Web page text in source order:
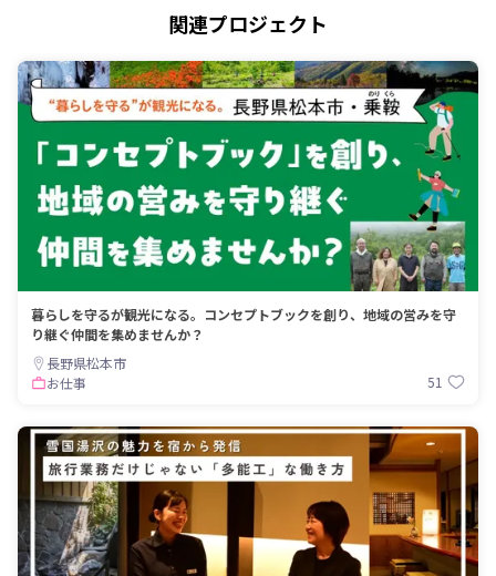
関連プロジェクト
暮らしを守るが観光になる。コンセプトブックを創り、地域の営みを守
り継ぐ仲間を集めませんか？
長野県松本市
お仕事
51